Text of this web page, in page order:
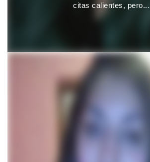
citas calientes, pero...